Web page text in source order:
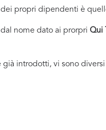
propri dipendenti è
nome dato ai prorpri Qui
introdotti, vi sono